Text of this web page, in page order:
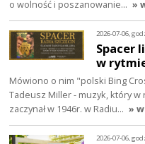
o wolność i poszanowanie… »
2026-07-06,
Spacer
w
Mówiono o nim "polski Bing
Tadeusz Miller - muzyk, który w
zaczynał w 1946r. w Radiu… »
2026-07-06,